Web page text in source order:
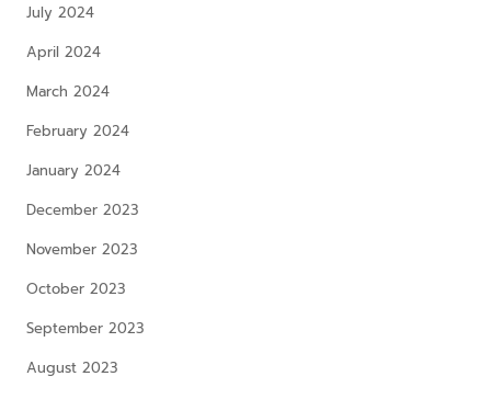
July 2024
April 2024
March 2024
February 2024
January 2024
December 2023
November 2023
October 2023
September 2023
August 2023